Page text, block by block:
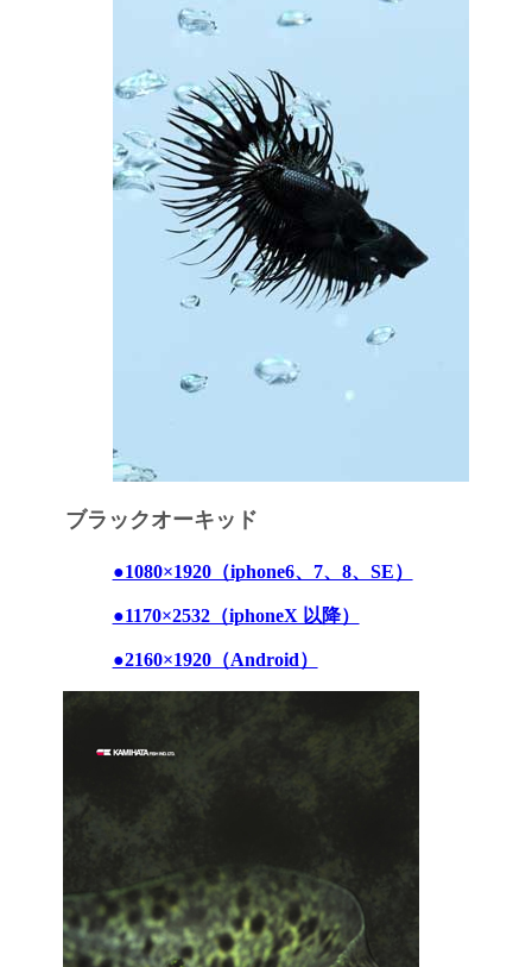
ブラックオーキッド
●1080×1920（iphone6、7、8、SE）
●1170×2532（iphoneX 以降）
●2160×1920（Android）